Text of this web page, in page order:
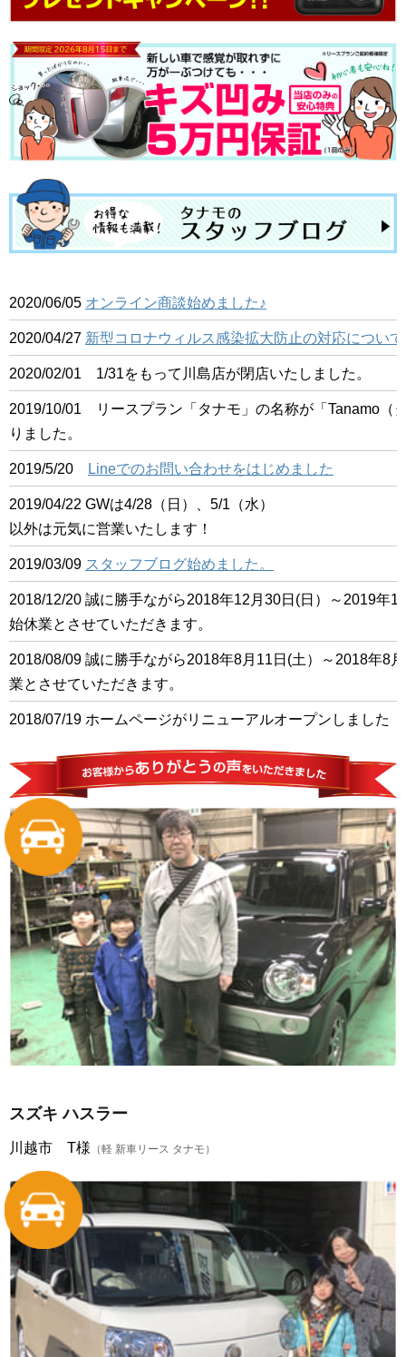
2020/06/05 オンライン商談始めました♪
2020/04/27 新型コロナウィルス感染拡大防止の対応について
2020/02/01 1/31をもって川島店が閉店いたしました。
2019/10/01 リースプラン「タナモ」の名称が「Tanamo（
りました。
2019/5/20 Lineでのお問い合わせをはじめました
2019/04/22 GWは4/28（日）、5/1（水）
以外は元気に営業いたします！
2019/03/09 スタッフブログ始めました。
2018/12/20 誠に勝手ながら2018年12月30日(日）～2019年1
始休業とさせていただきます。
2018/08/09 誠に勝手ながら2018年8月11日(土）～2018年8
業とさせていただきます。
2018/07/19 ホームページがリニューアルオープンしました
スズキ ハスラー
川越市 T様 （軽 新車リース タナモ）